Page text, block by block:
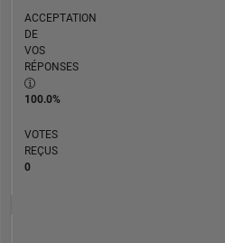
ACCEPTATION
DE
VOS
RÉPONSES
100.0%
VOTES
REÇUS
0